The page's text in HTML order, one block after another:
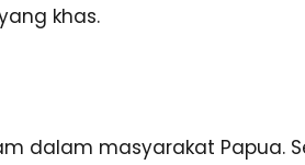
khas.
dalam masyarakat Papua.